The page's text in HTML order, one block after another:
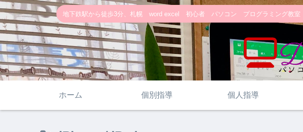
地下鉄駅から徒歩3分、札幌 word excel 初心者 パソコン プログラミング教
ホーム 個別指導 個人指導